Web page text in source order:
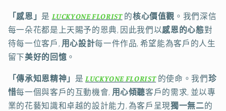
「感恩」 是 LUCKYONE FLORIST 的核心價值觀 。我們深信
每一朵花都是上天賜予的恩典, 因此我們以感恩的心態對
待每一位客戶, 用心設計每一件作品, 希望能為客戶的人生
留下美好的回憶 。
「傳承知恩精神」 是 LUCKYONE FLORIST 的使命。我們珍
惜每一個與客戶的互動機會, 用心傾聽客戶的需求, 並以專
業的花藝知識和卓越的設計能力, 為客戶呈現獨一無二的